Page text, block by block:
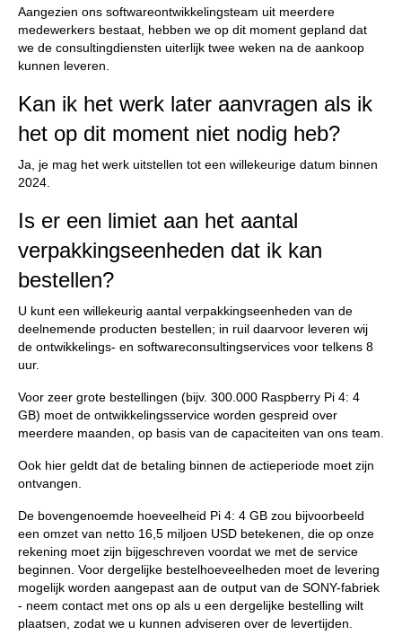
Aangezien ons softwareontwikkelingsteam uit meerdere
medewerkers bestaat, hebben we op dit moment gepland dat
we de consultingdiensten uiterlijk twee weken na de aankoop
kunnen leveren.
Kan ik het werk later aanvragen als ik
het op dit moment niet nodig heb?
Ja, je mag het werk uitstellen tot een willekeurige datum binnen
2024.
Is er een limiet aan het aantal
verpakkingseenheden dat ik kan
bestellen?
U kunt een willekeurig aantal verpakkingseenheden van de
deelnemende producten bestellen; in ruil daarvoor leveren wij
de ontwikkelings- en softwareconsultingservices voor telkens 8
uur.
Voor zeer grote bestellingen (bijv. 300.000 Raspberry Pi 4: 4
GB) moet de ontwikkelingsservice worden gespreid over
meerdere maanden, op basis van de capaciteiten van ons team.
Ook hier geldt dat de betaling binnen de actieperiode moet zijn
ontvangen.
De bovengenoemde hoeveelheid Pi 4: 4 GB zou bijvoorbeeld
een omzet van netto 16,5 miljoen USD betekenen, die op onze
rekening moet zijn bijgeschreven voordat we met de service
beginnen. Voor dergelijke bestelhoeveelheden moet de levering
mogelijk worden aangepast aan de output van de SONY-fabriek
- neem contact met ons op als u een dergelijke bestelling wilt
plaatsen, zodat we u kunnen adviseren over de levertijden.